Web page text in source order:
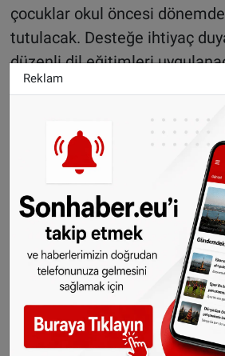
çocuklar okul öncesi
tutulacak. Desteğe ihtiyaç
düzenli dil eğitimleri
Thüringen’de ise 2026’dan
kalite ve destek sistemi
2026/27 eğitim döneminden
yaşındaki tüm çocuklar için
olacak.
Baden-Württemberg’de
sonraki yıllarda başlasa da
adlı dil gelişim programının
genişletilecek.
Rheinland-Pfalz’ta ise yeni bir
Reklam